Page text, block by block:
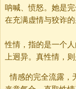
呐喊、愤怒。她是
在充满虚情与狡诈
性情，指的是一个
上迥异。真性情，
情感的完全流露，